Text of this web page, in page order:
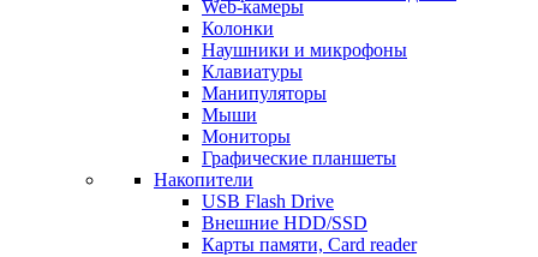
Web-камеры
Колонки
Наушники и микрофоны
Клавиатуры
Манипуляторы
Мыши
Мониторы
Графические планшеты
Накопители
USB Flash Drive
Внешние HDD/SSD
Карты памяти, Card reader